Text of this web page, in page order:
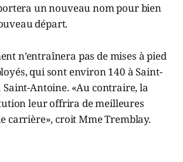
un nouveau nom pour bien
départ.
n’entraînera pas de mises à pied
qui sont environ 140 à Saint-
Saint-Antoine. «Au contraire, la
leur offrira de meilleures
carrière», croit Mme Tremblay.